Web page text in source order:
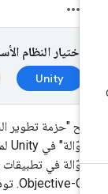
اختيار النظام
Unity